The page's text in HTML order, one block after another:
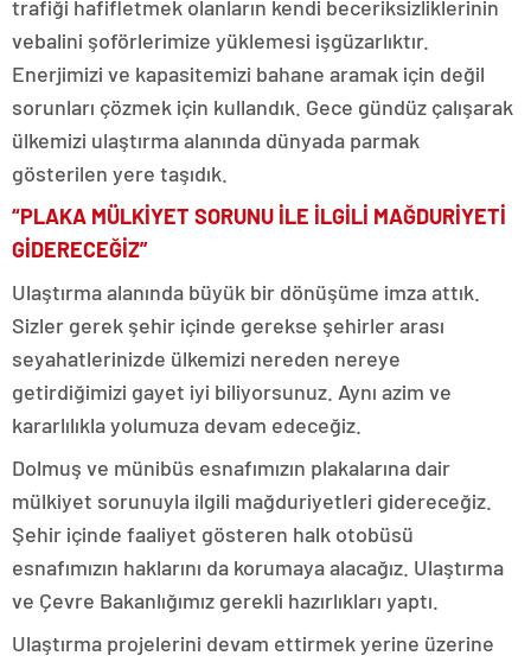
trafiği hafifletmek olanların kendi beceriksizliklerinin
vebalini şoförlerimize yüklemesi işgüzarlıktır.
Enerjimizi ve kapasitemizi bahane aramak için değil
sorunları çözmek için kullandık. Gece gündüz çalışarak
ülkemizi ulaştırma alanında dünyada parmak
gösterilen yere taşıdık.
“PLAKA MÜLKİYET SORUNU İLE İLGİLİ MAĞDURİYETİ
GİDERECEĞİZ”
Ulaştırma alanında büyük bir dönüşüme imza attık.
Sizler gerek şehir içinde gerekse şehirler arası
seyahatlerinizde ülkemizi nereden nereye
getirdiğimizi gayet iyi biliyorsunuz. Aynı azim ve
kararlılıkla yolumuza devam edeceğiz.
Dolmuş ve münibüs esnafımızın plakalarına dair
mülkiyet sorunuyla ilgili mağduriyetleri gidereceğiz.
Şehir içinde faaliyet gösteren halk otobüsü
esnafımızın haklarını da korumaya alacağız. Ulaştırma
ve Çevre Bakanlığımız gerekli hazırlıkları yaptı.
Ulaştırma projelerini devam ettirmek yerine üzerine